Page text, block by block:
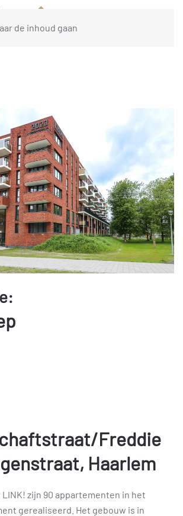
de inhoud gaan
Freddie
Haarlem
zijn 90 appartementen in het
gerealiseerd. Het gebouw is in